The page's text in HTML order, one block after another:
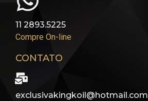
11 2893.5225
Compre On-line
CONTATO
exclusivakingkoil@hotmail.com